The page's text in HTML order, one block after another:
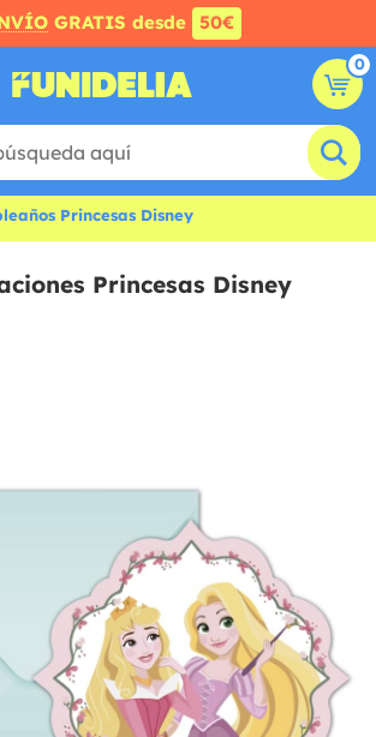
GRATIS desde 50€
0
Princesas Disney
Princesas Disney